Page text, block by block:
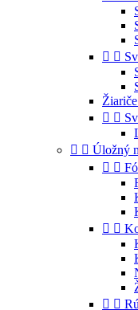
 
 
  Úložný
 
 
 